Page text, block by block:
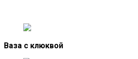
Ваза с клюквой